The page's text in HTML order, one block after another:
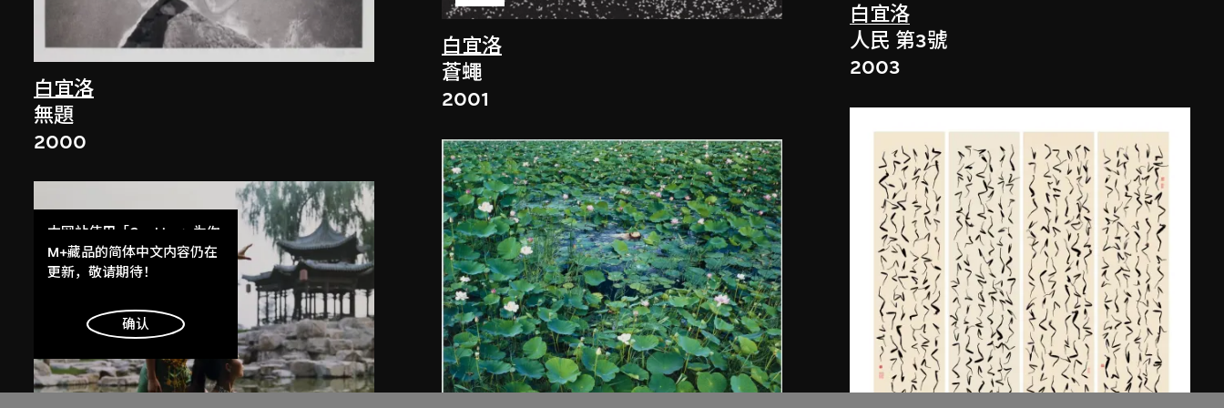
白宜洛
無題
2000
白宜洛
蒼蠅
2001
白宜洛
人民 第3號
2003
本网站使用「Cookies」为你
提供最好的网站体验。
了解更多
明白
M+藏品的简体中文内容仍在
更新，敬请期待！
确认